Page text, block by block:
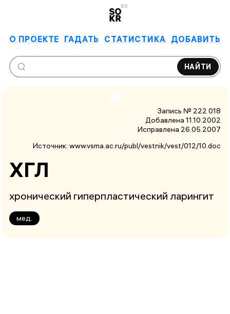
6.0
О ПРОЕКТЕ ГАДАТЬ СТАТИСТИКА ДОБАВИТЬ
НАЙТИ
Запись № 222 018
Добавлена 11.10.2002
Исправлена 26.05.2007
Источник: www.vsma.ac.ru/publ/vestnik/vest/012/10.doc
ХГЛ
хронический гиперпластический ларингит
мед.